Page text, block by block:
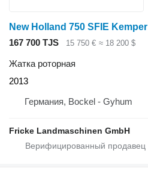
New Holland 750 SFIE Kemper
167 700 TJS
15 750 € ≈ 18 200 $
Жатка роторная
2013
Германия, Bockel - Gyhum
Fricke Landmaschinen GmbH